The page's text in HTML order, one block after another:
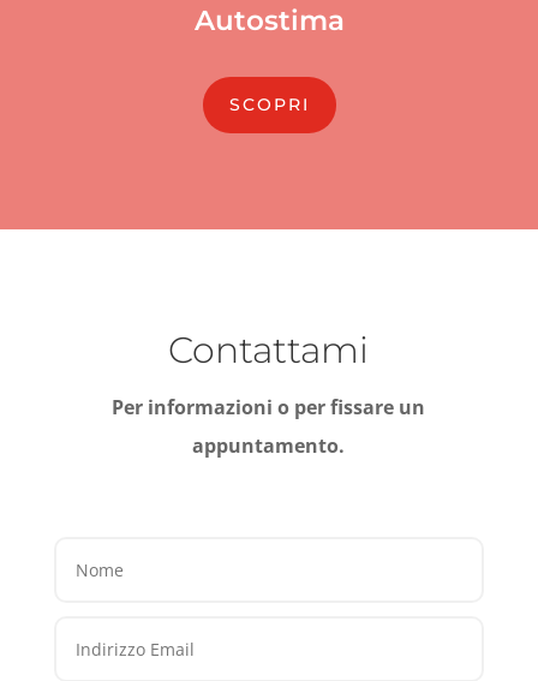
Autostima
SCOPRI
Contattami
Per informazioni o per fissare un
appuntamento.